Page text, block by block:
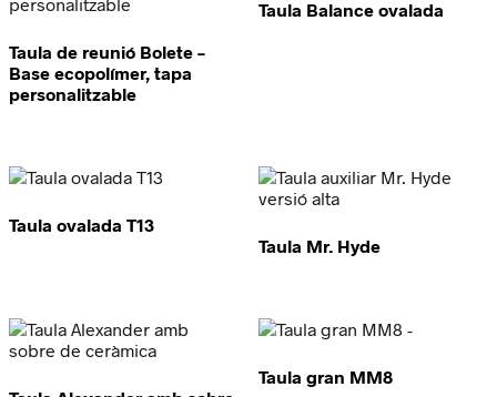
Taula de reunió Bolete –
Base ecopolímer, tapa
personalitzable
Taula Balance ovalada
Taula ovalada T13
Taula Mr. Hyde
Taula gran MM8